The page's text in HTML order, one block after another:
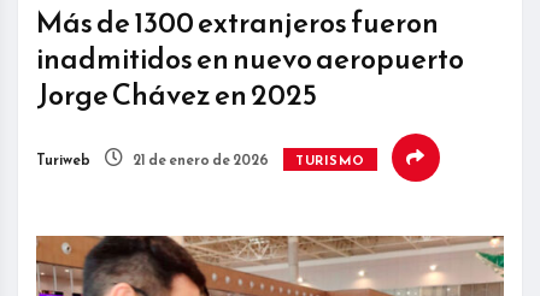
Más de 1300 extranjeros fueron
inadmitidos en nuevo aeropuerto
Jorge Chávez en 2025
Turiweb 21 de enero de 2026 TURISMO